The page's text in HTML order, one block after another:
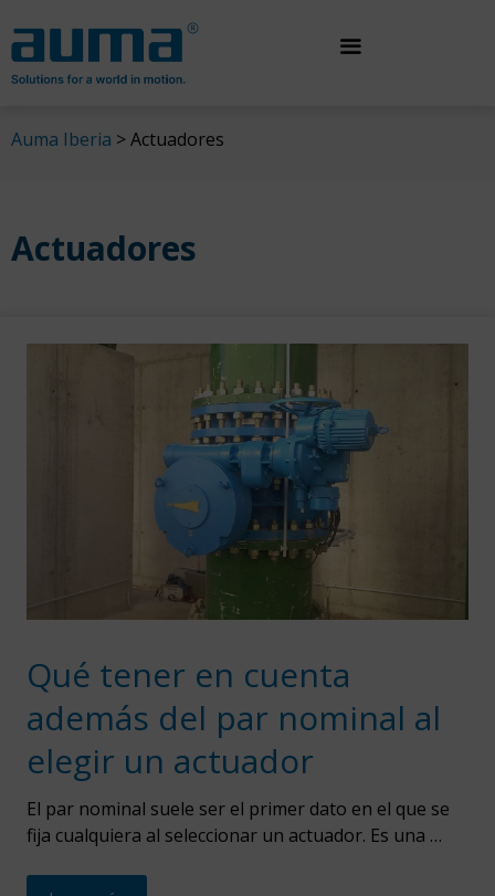
al
contenido
Auma Iberia >Actuadores
Actuadores
Qué tener en cuenta
además del par nominal al
elegir un actuador
El par nominal suele ser el primer dato en el que se
fija cualquiera al seleccionar un actuador. Es una …